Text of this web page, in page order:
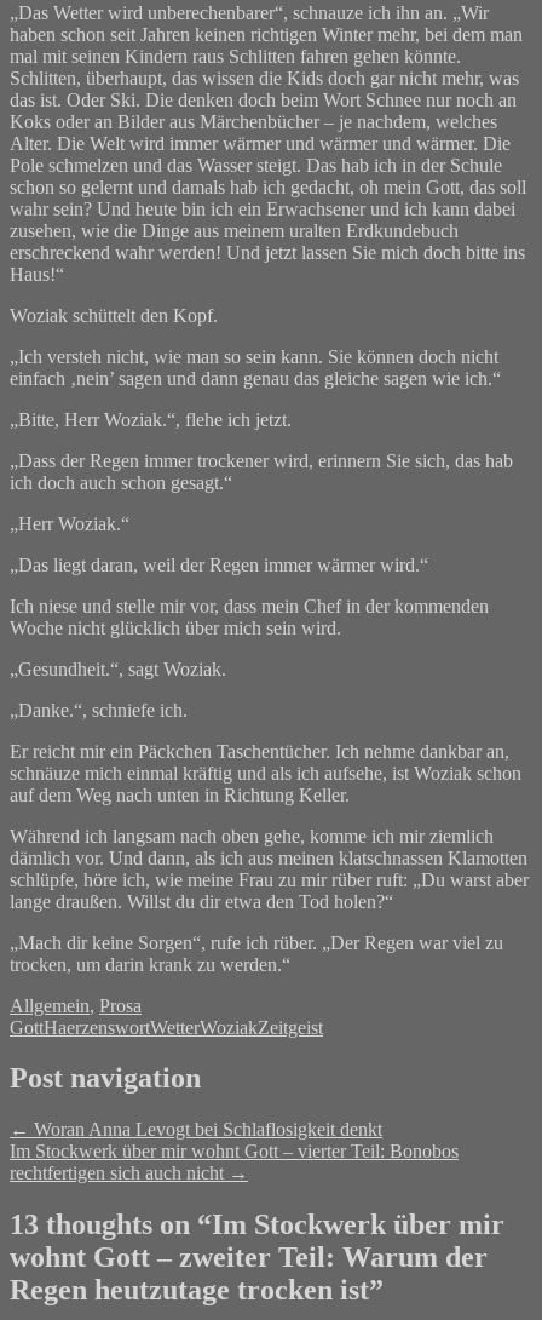
„Das Wetter wird unberechenbarer“, schnauze ich ihn an. „Wir
haben schon seit Jahren keinen richtigen Winter mehr, bei dem man
mal mit seinen Kindern raus Schlitten fahren gehen könnte.
Schlitten, überhaupt, das wissen die Kids doch gar nicht mehr, was
das ist. Oder Ski. Die denken doch beim Wort Schnee nur noch an
Koks oder an Bilder aus Märchenbücher – je nachdem, welches
Alter. Die Welt wird immer wärmer und wärmer und wärmer. Die
Pole schmelzen und das Wasser steigt. Das hab ich in der Schule
schon so gelernt und damals hab ich gedacht, oh mein Gott, das soll
wahr sein? Und heute bin ich ein Erwachsener und ich kann dabei
zusehen, wie die Dinge aus meinem uralten Erdkundebuch
erschreckend wahr werden! Und jetzt lassen Sie mich doch bitte ins
Haus!“
Woziak schüttelt den Kopf.
„Ich versteh nicht, wie man so sein kann. Sie können doch nicht
einfach ‚nein’ sagen und dann genau das gleiche sagen wie ich.“
„Bitte, Herr Woziak.“, flehe ich jetzt.
„Dass der Regen immer trockener wird, erinnern Sie sich, das hab
ich doch auch schon gesagt.“
„Herr Woziak.“
„Das liegt daran, weil der Regen immer wärmer wird.“
Ich niese und stelle mir vor, dass mein Chef in der kommenden
Woche nicht glücklich über mich sein wird.
„Gesundheit.“, sagt Woziak.
„Danke.“, schniefe ich.
Er reicht mir ein Päckchen Taschentücher. Ich nehme dankbar an,
schnäuze mich einmal kräftig und als ich aufsehe, ist Woziak schon
auf dem Weg nach unten in Richtung Keller.
Während ich langsam nach oben gehe, komme ich mir ziemlich
dämlich vor. Und dann, als ich aus meinen klatschnassen Klamotten
schlüpfe, höre ich, wie meine Frau zu mir rüber ruft: „Du warst aber
lange draußen. Willst du dir etwa den Tod holen?“
„Mach dir keine Sorgen“, rufe ich rüber. „Der Regen war viel zu
trocken, um darin krank zu werden.“
Allgemein, Prosa
GottHaerzenswortWetterWoziakZeitgeist
Post navigation
← Woran Anna Levogt bei Schlaflosigkeit denkt
Im Stockwerk über mir wohnt Gott – vierter Teil: Bonobos
rechtfertigen sich auch nicht →
13 thoughts on “Im Stockwerk über mir
wohnt Gott – zweiter Teil: Warum der
Regen heutzutage trocken ist”